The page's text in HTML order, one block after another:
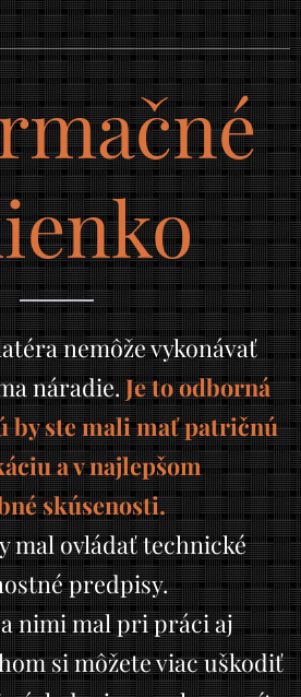
nemôže vykonávať
náradie. Je to odborná
by ste mali mať patričnú
a v najlepšom
skúsenosti.
mal ovládať technické
predpisy.
nimi mal pri práci aj
si môžete viac uškodiť